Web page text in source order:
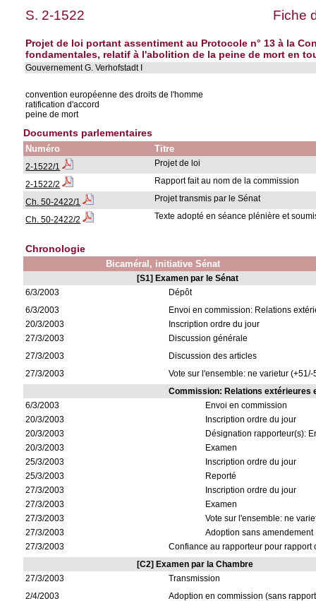
S. 2-1522 Fiche
Projet de loi portant assentiment au Protocole n° 13 à la
fondamentales, relatif à l'abolition de la peine de mort en
Gouvernement G. Verhofstadt I
convention européenne des droits de l'homme
ratification d'accord
peine de mort
Documents parlementaires
Numéro Titre
2-1522/1 Projet de loi
2-1522/2 Rapport fait au nom de la commission
Ch. 50-2422/1 Projet transmis par le Sénat
Ch. 50-2422/2 Texte adopté en séance plénière et
Chronologie
Bicaméral, initiative Sénat
[S1] Examen par le Sénat
6/3/2003
Dépôt
6/3/2003
Envoi en commission: Relations
20/3/2003
Inscription ordre du jour
27/3/2003
Discussion générale
27/3/2003
Discussion des articles
27/3/2003
Vote sur l'ensemble: ne varietur (+51/-
Commission: Relations extérieures
6/3/2003
Envoi en commission
20/3/2003
Inscription ordre du jour
20/3/2003
Désignation rapporteur(s):
20/3/2003
Examen
25/3/2003
Inscription ordre du jour
25/3/2003
Reporté
27/3/2003
Inscription ordre du jour
27/3/2003
Examen
27/3/2003
Vote sur l'ensemble: ne
27/3/2003
Adoption sans amendement
27/3/2003
Confiance au rapporteur pour rapport
[C2] Examen par la Chambre
27/3/2003
Transmission
2/4/2003
Adoption en commission (sans